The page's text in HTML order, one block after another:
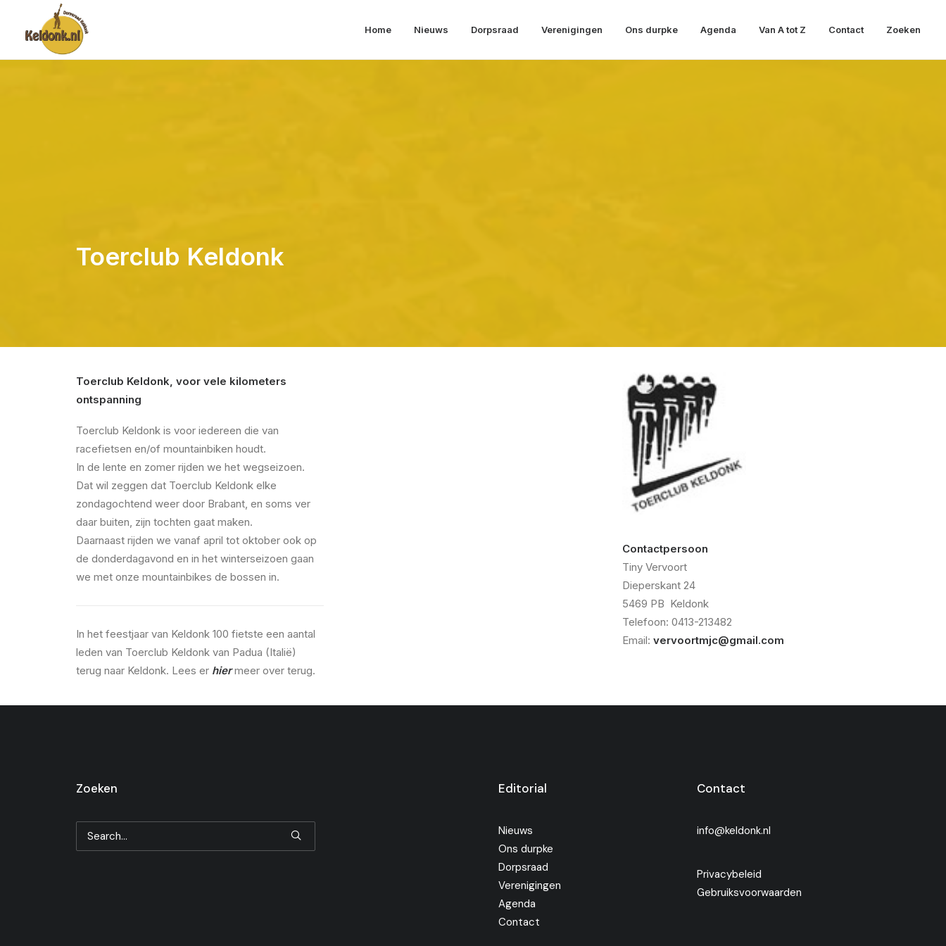
Home Nieuws Dorpsraad Verenigingen Ons durpke Agenda Van A tot Z Contact Zoeken
Toerclub Keldonk
Toerclub Keldonk, voor vele kilometers
ontspanning
Toerclub Keldonk is voor iedereen die van
racefietsen en/of mountainbiken houdt.
In de lente en zomer rijden we het wegseizoen.
Dat wil zeggen dat Toerclub Keldonk elke
zondagochtend weer door Brabant, en soms ver
daar buiten, zijn tochten gaat maken.
Daarnaast rijden we vanaf april tot oktober ook op
de donderdagavond en in het winterseizoen gaan
we met onze mountainbikes de bossen in.
In het feestjaar van Keldonk 100 fietste een aantal
leden van Toerclub Keldonk van Padua (Italië)
terug naar Keldonk. Lees er hiermeer over terug.
Contactpersoon
Tiny Vervoort
Dieperskant 24
5469 PB Keldonk
Telefoon: 0413-213482
Email: vervoortmjc@gmail.com
Zoeken Editorial
Nieuws
Ons durpke
Dorpsraad
Verenigingen
Agenda
Contact
Contact
info@keldonk.nl
Privacybeleid
Gebruiksvoorwaarden